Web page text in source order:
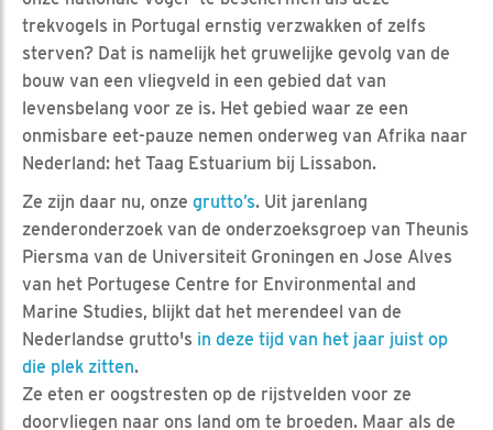
trekvogels in Portugal ernstig verzwakken of zelfs
sterven? Dat is namelijk het gruwelijke gevolg van de
bouw van een vliegveld in een gebied dat van
levensbelang voor ze is. Het gebied waar ze een
onmisbare eet-pauze nemen onderweg van Afrika naar
Nederland: het Taag Estuarium bij Lissabon.
Ze zijn daar nu, onze grutto’s. Uit jarenlang
zenderonderzoek van de onderzoeksgroep van Theunis
Piersma van de Universiteit Groningen en Jose Alves
van het Portugese Centre for Environmental and
Marine Studies, blijkt dat het merendeel van de
Nederlandse grutto's in deze tijd van het jaar juist op
die plek zitten.
Ze eten er oogstresten op de rijstvelden voor ze
doorvliegen naar ons land om te broeden. Maar als de